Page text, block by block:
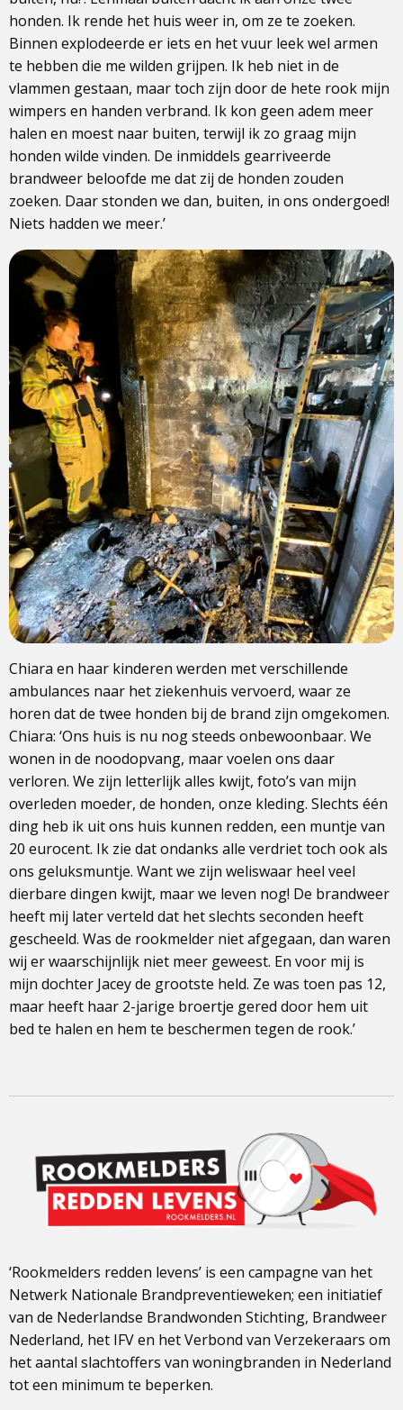
honden. Ik rende het huis weer in, om ze te zoeken.
Binnen explodeerde er iets en het vuur leek wel armen
te hebben die me wilden grijpen. Ik heb niet in de
vlammen gestaan, maar toch zijn door de hete rook mijn
wimpers en handen verbrand. Ik kon geen adem meer
halen en moest naar buiten, terwijl ik zo graag mijn
honden wilde vinden. De inmiddels gearriveerde
brandweer beloofde me dat zij de honden zouden
zoeken. Daar stonden we dan, buiten, in ons ondergoed!
Niets hadden we meer.’
Chiara en haar kinderen werden met verschillende
ambulances naar het ziekenhuis vervoerd, waar ze
horen dat de twee honden bij de brand zijn omgekomen.
Chiara: ‘Ons huis is nu nog steeds onbewoonbaar. We
wonen in de noodopvang, maar voelen ons daar
verloren. We zijn letterlijk alles kwijt, foto’s van mijn
overleden moeder, de honden, onze kleding. Slechts één
ding heb ik uit ons huis kunnen redden, een muntje van
20 eurocent. Ik zie dat ondanks alle verdriet toch ook als
ons geluksmuntje. Want we zijn weliswaar heel veel
dierbare dingen kwijt, maar we leven nog! De brandweer
heeft mij later verteld dat het slechts seconden heeft
gescheeld. Was de rookmelder niet afgegaan, dan waren
wij er waarschijnlijk niet meer geweest. En voor mij is
mijn dochter Jacey de grootste held. Ze was toen pas 12,
maar heeft haar 2-jarige broertje gered door hem uit
bed te halen en hem te beschermen tegen de rook.’
‘Rookmelders redden levens’ is een campagne van het
Netwerk Nationale Brandpreventieweken; een initiatief
van de Nederlandse Brandwonden Stichting, Brandweer
Nederland, het IFV en het Verbond van Verzekeraars om
het aantal slachtoffers van woningbranden in Nederland
tot een minimum te beperken.